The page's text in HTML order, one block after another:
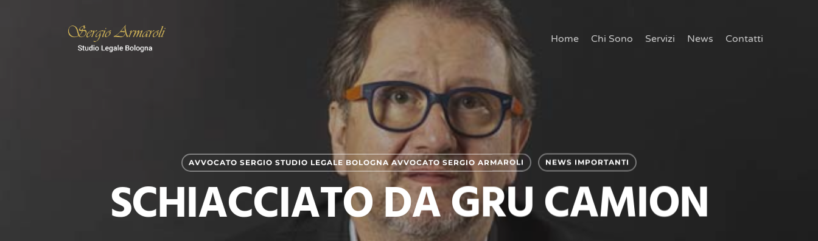
Home Chi Sono Servizi News Contatti
AVVOCATO SERGIO STUDIO LEGALE BOLOGNA AVVOCATO SERGIO ARMAROLI NEWS IMPORTANTI
SCHIACCIATO DA GRU CAMION